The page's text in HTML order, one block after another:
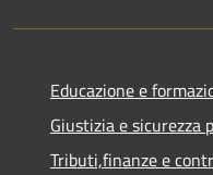
Educazione e
Giustizia e sicurezza
Tributi,finanze e